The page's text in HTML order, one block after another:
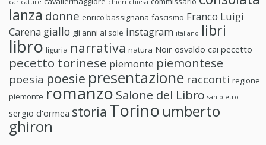
caricature chieri chiesa
lanza donne enrico bassignana fascismo Franco Luigi
Carena giallo gli anni al sole instagram italiano libri
libro liguria narrativa natura Noir osvaldo cai pecetto
pecetto torinese piemonte piemontese
poesia poesie presentazione racconti regione
piemonte romanzo Salone del Libro san pietro
sergio d'ormea storia Torino umberto
ghiron